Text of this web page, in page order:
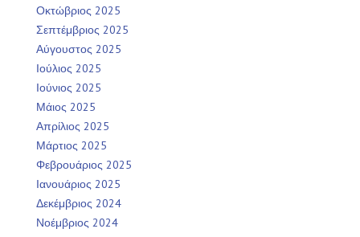
Οκτώβριος 2025
Σεπτέμβριος 2025
Αύγουστος 2025
Ιούλιος 2025
Ιούνιος 2025
Μάιος 2025
Απρίλιος 2025
Μάρτιος 2025
Φεβρουάριος 2025
Ιανουάριος 2025
Δεκέμβριος 2024
Νοέμβριος 2024